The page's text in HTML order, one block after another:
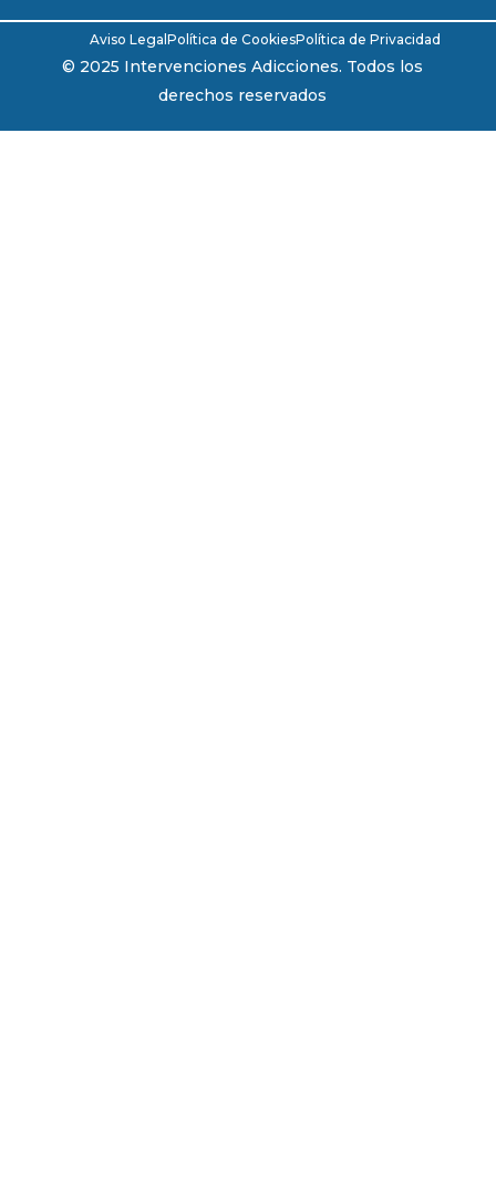
e
b
o
o
k
t
a
g
r
a
m
t
u
b
e
k
e
d
i
n
Aviso LegalPolítica de CookiesPolítica de Privacidad
© 2025 Intervenciones Adicciones. Todos los
derechos reservados